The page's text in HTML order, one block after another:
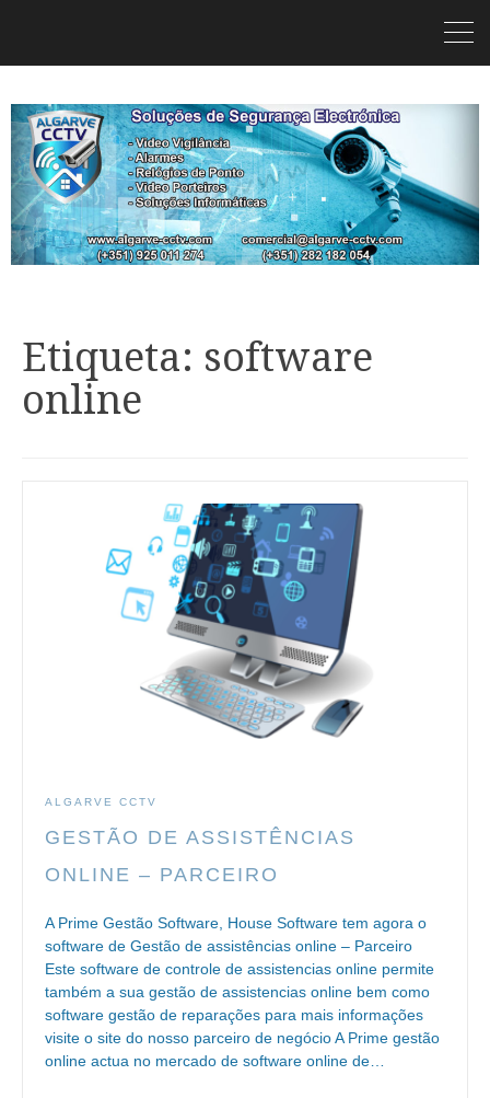
Etiqueta: software
online
ALGARVE CCTV
GESTÃO DE ASSISTÊNCIAS
ONLINE – PARCEIRO
A Prime Gestão Software, House Software tem agora o
software de Gestão de assistências online – Parceiro
Este software de controle de assistencias online permite
também a sua gestão de assistencias online bem como
software gestão de reparações para mais informações
visite o site do nosso parceiro de negócio A Prime gestão
online actua no mercado de software online de…